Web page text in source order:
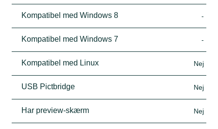
Kompatibel med Windows 8 -
Kompatibel med Windows 7 -
Kompatibel med Linux Nej
USB Pictbridge Nej
Har preview-skærm Nej